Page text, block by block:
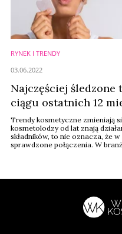
RYNEK I TRENDY
Najczęściej
ciągu ostatnich 12
Trendy kosmetyczne zmieniają
kosmetolodzy od lat znają
składników, to nie oznacza, że
sprawdzone połączenia. W
03.06.2022